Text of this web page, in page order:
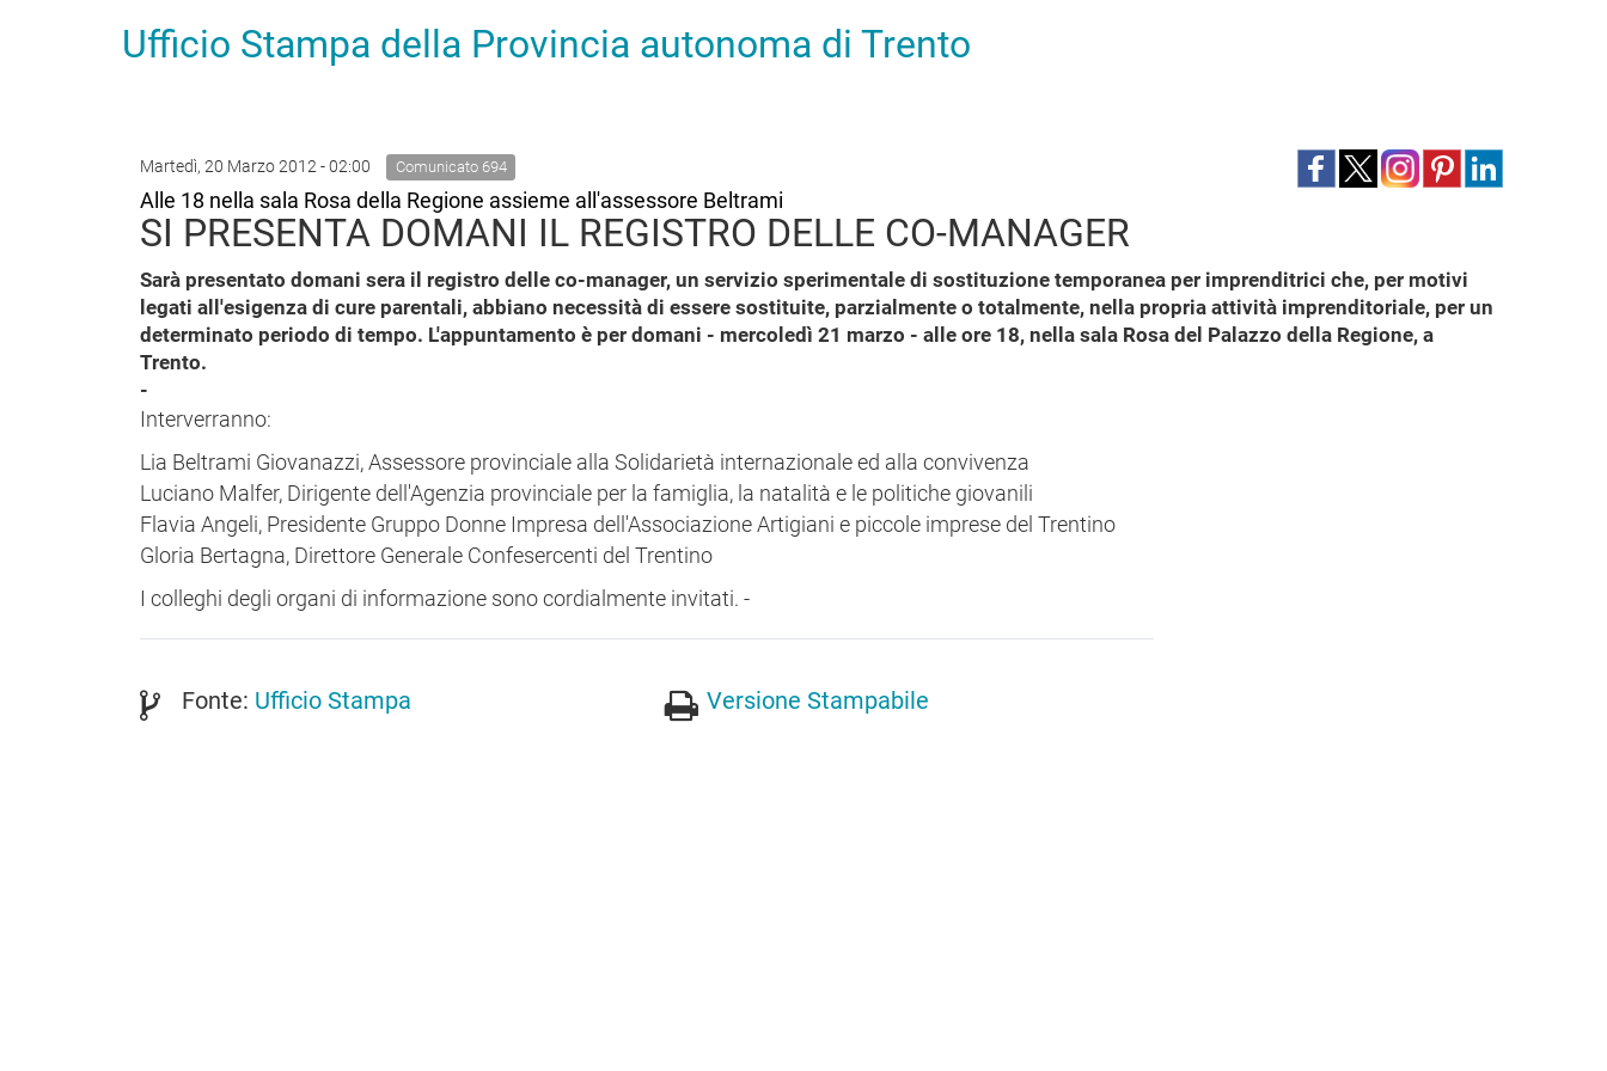
Ufficio Stampa della Provincia autonoma di Trento
Martedì, 20 Marzo 2012 - 02:00 Comunicato 694
Alle 18 nella sala Rosa della Regione assieme all'assessore Beltrami
SI PRESENTA DOMANI IL REGISTRO DELLE CO-MANAGER
Sarà presentato domani sera il registro delle co-manager, un servizio sperimentale di sostituzione temporanea per imprenditrici che, per motivi
legati all'esigenza di cure parentali, abbiano necessità di essere sostituite, parzialmente o totalmente, nella propria attività imprenditoriale, per un
determinato periodo di tempo. L'appuntamento è per domani - mercoledì 21 marzo - alle ore 18, nella sala Rosa del Palazzo della Regione, a
Trento.
-
Interverranno:
Lia Beltrami Giovanazzi, Assessore provinciale alla Solidarietà internazionale ed alla convivenza
Luciano Malfer, Dirigente dell'Agenzia provinciale per la famiglia, la natalità e le politiche giovanili
Flavia Angeli, Presidente Gruppo Donne Impresa dell'Associazione Artigiani e piccole imprese del Trentino
Gloria Bertagna, Direttore Generale Confesercenti del Trentino
I colleghi degli organi di informazione sono cordialmente invitati. -
Fonte: Ufficio Stampa Versione Stampabile